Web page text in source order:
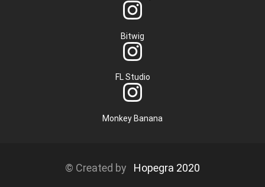
Bitwig
FL Studio
Monkey Banana
© Created by Hopegra 2020